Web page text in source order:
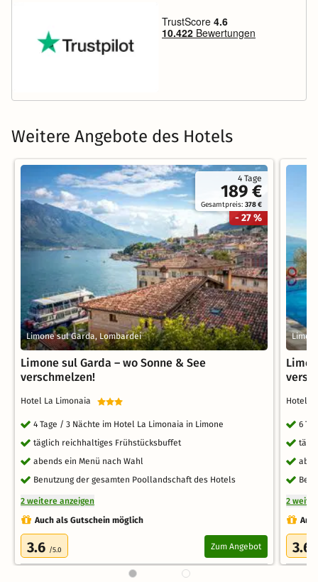
Weitere Angebote des Hotels
4 Tage
189 €
Gesamtpreis:378 €
- 27 %
Limone sul Garda, Lombardei
Limone sul Garda – wo Sonne & See
verschmelzen!
Hotel La Limonaia
4 Tage / 3 Nächte im Hotel La Limonaia in Limone
täglich reichhaltiges Frühstücksbuffet
abends ein Menü nach Wahl
Benutzung der gesamten Poollandschaft des Hotels
2 weitere anzeigen
Auch als Gutschein möglich
3.6 /5.0 Zum Angebot
Hotel
6
2
3.6